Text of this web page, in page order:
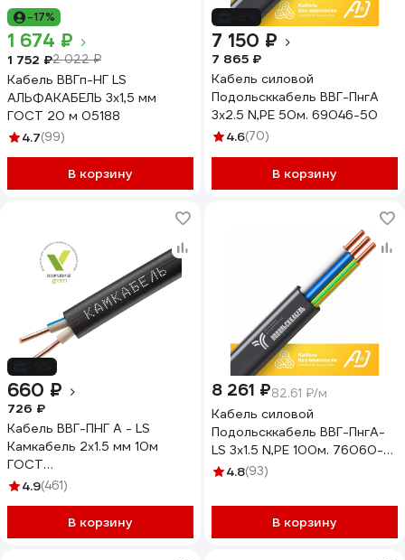
-17%
1 674 ₽
1 752 ₽2 022 ₽
Кабель ВВГп-НГ LS
АЛЬФАКАБЕЛЬ 3х1,5 мм
ГОСТ 20 м 05188
4.7(99)
В корзину
7 150 ₽
7 865 ₽
Кабель силовой
Подольсккабель ВВГ-ПнгА
3х2.5 N,PE 50м. 69046-50
4.6(70)
В корзину
660 ₽
726 ₽
Кабель ВВГ-ПНГ А - LS
Камкабель 2x1.5 мм 10м
ГОСТ
1157К20FD00070А0010М
4.9(461)
В корзину
8 261 ₽82.61 ₽/м
Кабель силовой
Подольсккабель ВВГ-ПнгА-
LS 3х1.5 N,PE 100м. 76060-
1004.8(93)
В корзину